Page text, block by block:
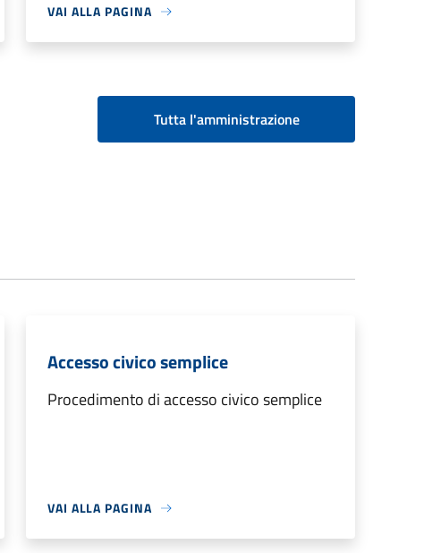
VAI ALLA PAGINA
Tutta l'amministrazione
Accesso civico semplice
Procedimento di accesso civico semplice
VAI ALLA PAGINA